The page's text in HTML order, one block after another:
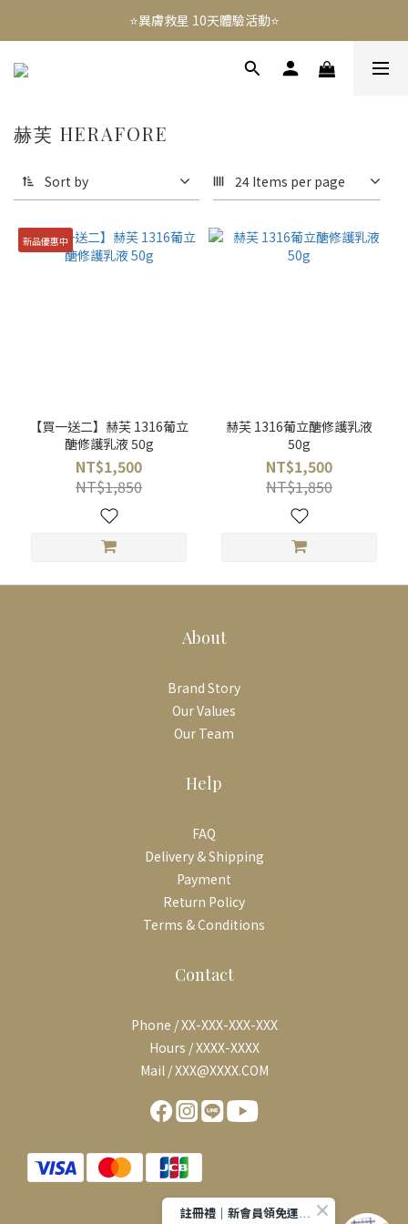
⭐️異膚救星 10天體驗活動⭐️
⭐️異膚救星 10天體驗活動⭐️
註冊禮｜新會員領免運券(首次) 滿千免運費
⭐️異膚救星 10天體驗活動⭐️
赫芙 HERAFORE
Sort by 24 Items per page
新品優惠中
【買一送二】赫芙 1316葡立
醣修護乳液 50g
NT$1,500
NT$1,850
赫芙 1316葡立醣修護乳液
50g
NT$1,500
NT$1,850
About
Brand Story
Our Values
Our Team
Help
FAQ
Delivery & Shipping
Payment
Return Policy
Terms & Conditions
Contact
Phone / XX-XXX-XXX-XXX
Hours / XXXX-XXXX
Mail / XXX@XXXX.COM
註冊禮｜新會員領免運券 滿千免運費